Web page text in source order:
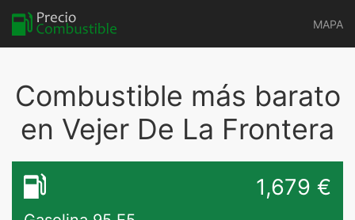
MAPA
Combustible más barato
en Vejer De La Frontera
1,679 €